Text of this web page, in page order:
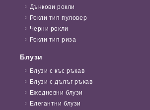
Дънкови рокли
Рокли тип пуловер
Черни рокли
Рокли тип риза
Блузи
Блузи с къс ръкав
Блузи с дълъг ръкав
Ежедневни блузи
Елегантни блузи